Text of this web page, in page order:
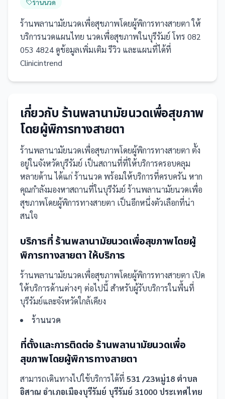
ร้านนวด
ร้านพลานามัยนวดเพื่อสุขภาพโดยผู้พิการทางสายตา ให้
บริการนวดแผนไทย นวดเพื่อสุขภาพในบุรีรัมย์ โทร 082
053 4824 ดูข้อมูลเพิ่มเติม รีวิว และแผนที่ได้ที่
Clinicintrend
เกี่ยวกับร้านพลานามัยนวดเพื่อสุขภาพ
โดยผู้พิการทางสายตา
ร้านพลานามัยนวดเพื่อสุขภาพโดยผู้พิการทางสายตา ตั้ง
อยู่ในจังหวัดบุรีรัมย์ เป็นสถานที่ที่ให้บริการครอบคลุม
หลายด้าน ได้แก่ ร้านนวด พร้อมให้บริการที่ครบครัน หาก
คุณกำลังมองหาสถานที่ในบุรีรัมย์ ร้านพลานามัยนวดเพื่อ
สุขภาพโดยผู้พิการทางสายตา เป็นอีกหนึ่งตัวเลือกที่น่า
สนใจ
บริการที่ ร้านพลานามัยนวดเพื่อสุขภาพโดยผู้
พิการทางสายตา ให้บริการ
ร้านพลานามัยนวดเพื่อสุขภาพโดยผู้พิการทางสายตา เปิด
ให้บริการด้านต่างๆ ต่อไปนี้ สำหรับผู้รับบริการในพื้นที่
บุรีรัมย์และจังหวัดใกล้เคียง
ร้านนวด
ที่ตั้งและการติดต่อ ร้านพลานามัยนวดเพื่อ
สุขภาพโดยผู้พิการทางสายตา
สามารถเดินทางไปใช้บริการได้ที่ 531 /23หมู่18 ตำบล
อิสาณ อำเภอเมืองบุรีรัมย์ บุรีรัมย์ 31000 ประเทศไทย